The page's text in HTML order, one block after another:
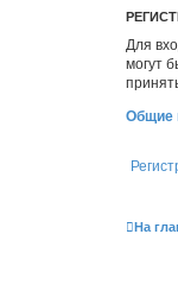
Для
могут
Общие
На